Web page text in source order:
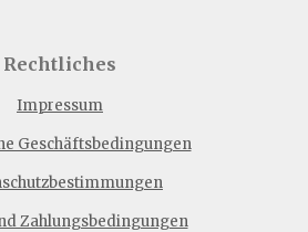
Rechtliches
Impressum
Geschäftsbedingungen
Zahlungsbedingungen